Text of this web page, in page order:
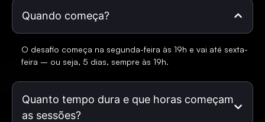
Quando começa?
O desafio começa na segunda-feira às 19h e vai até sexta-
feira – ou seja, 5 dias, sempre às 19h.
Quanto tempo dura e que horas começam
as sessões?